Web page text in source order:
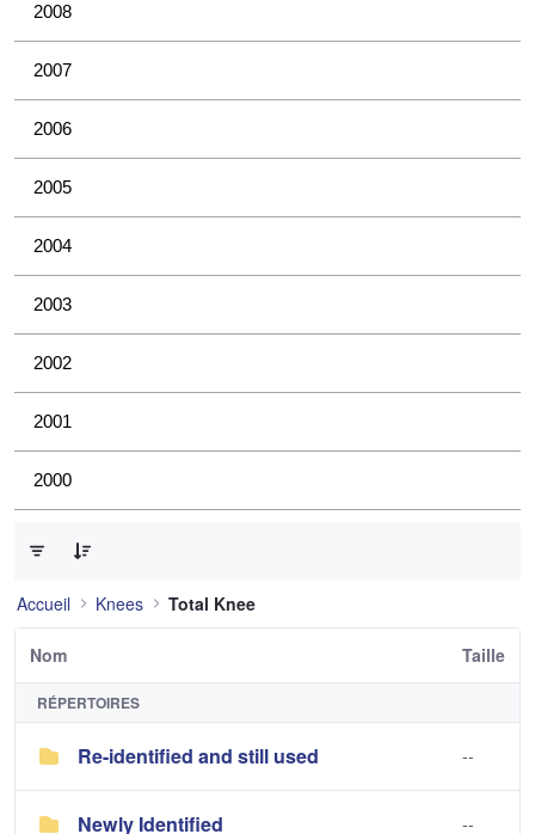
2008
2007
2006
2005
2004
2003
2002
2001
2000
Accueil Knees Total Knee
Nom Taille
RÉPERTOIRES
Re-identified and still used --
Newly Identified --